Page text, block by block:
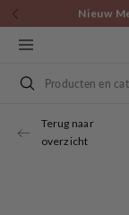
Skip to
content
Nieuw
Search
Terug naar
overzicht